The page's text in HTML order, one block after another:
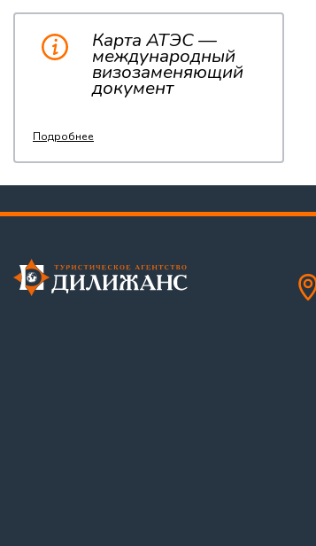
Карта АТЭС —
международный
визозаменяющий
документ
Подробнее